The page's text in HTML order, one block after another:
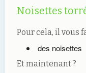
Noisettes
Pour cela, il vous
des noisettes
Et maintenant ?